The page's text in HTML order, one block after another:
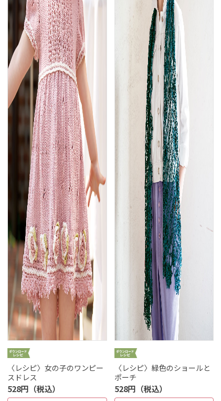
〈レシピ〉女の子のワンピー
スドレス
528円（税込）
〈レシピ〉緑色のショールと
ポーチ
528円（税込）